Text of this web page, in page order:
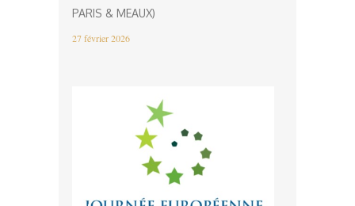
PARIS & MEAUX)
27 février 2026